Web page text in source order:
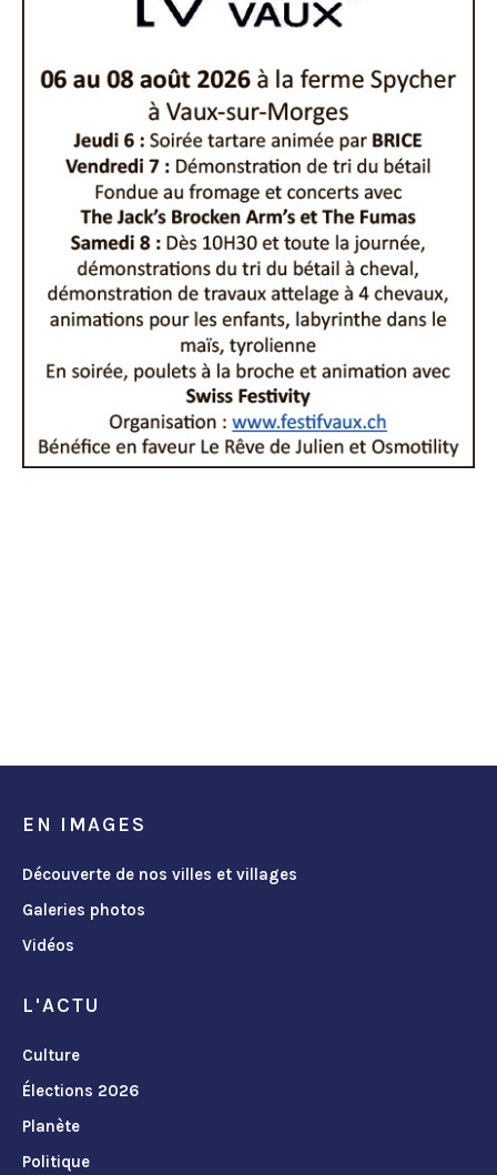
EN IMAGES
Découverte de nos villes et villages
Galeries photos
Vidéos
L'ACTU
Culture
Élections 2026
Planète
Politique